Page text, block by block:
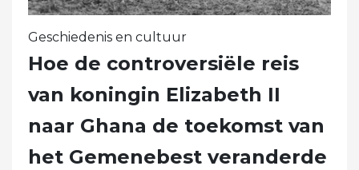
Geschiedenis en cultuur
Hoe de controversiële reis
van koningin Elizabeth II
naar Ghana de toekomst van
het Gemenebest veranderde